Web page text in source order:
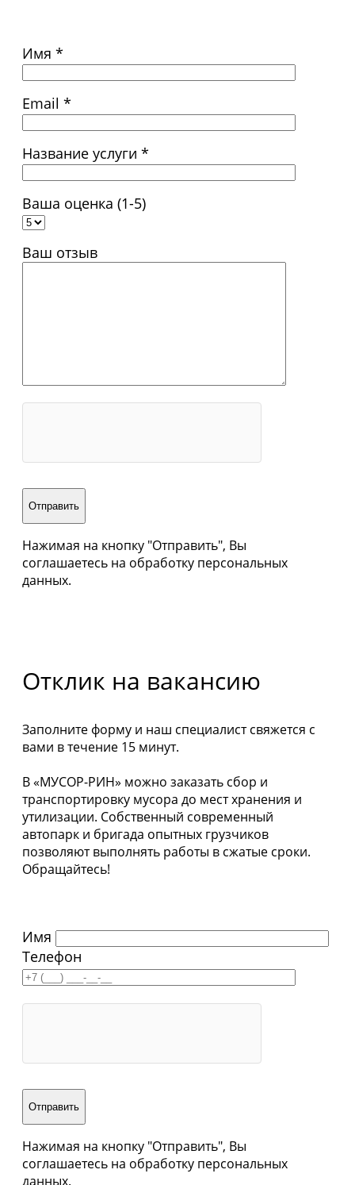
Имя *
Email *
Название услуги *
Ваша оценка (1-5)
Ваш отзыв
Нажимая на кнопку "Отправить", Вы
соглашаетесь на обработку персональных
данных.
Отклик на вакансию
Заполните форму и наш специалист свяжется с
вами в течение 15 минут.
В «МУСОР-РИН» можно заказать сбор и
транспортировку мусора до мест хранения и
утилизации. Собственный современный
автопарк и бригада опытных грузчиков
позволяют выполнять работы в сжатые сроки.
Обращайтесь!
Имя
Телефон
Нажимая на кнопку "Отправить", Вы
соглашаетесь на обработку персональных
данных.